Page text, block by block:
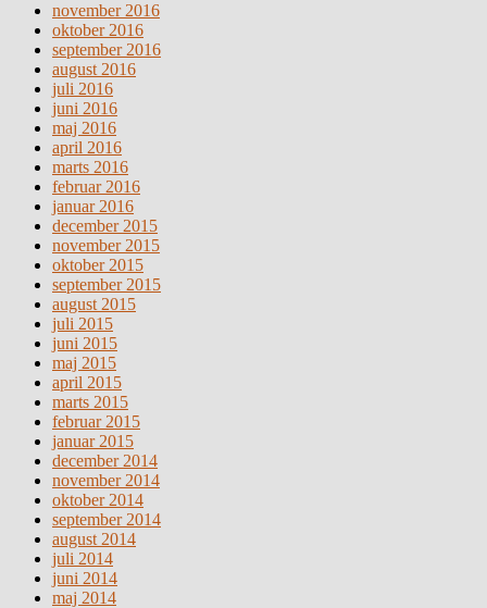
november 2016
oktober 2016
september 2016
august 2016
juli 2016
juni 2016
maj 2016
april 2016
marts 2016
februar 2016
januar 2016
december 2015
november 2015
oktober 2015
september 2015
august 2015
juli 2015
juni 2015
maj 2015
april 2015
marts 2015
februar 2015
januar 2015
december 2014
november 2014
oktober 2014
september 2014
august 2014
juli 2014
juni 2014
maj 2014